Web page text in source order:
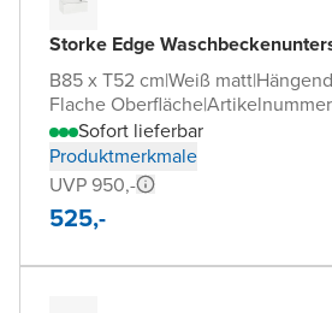
Storke Edge
B85 x T52 cm|Weiß matt|Hängend
Flache Oberfläche|
Sofort lieferbar
Produktmerkmale
UVP 950,-
525,-